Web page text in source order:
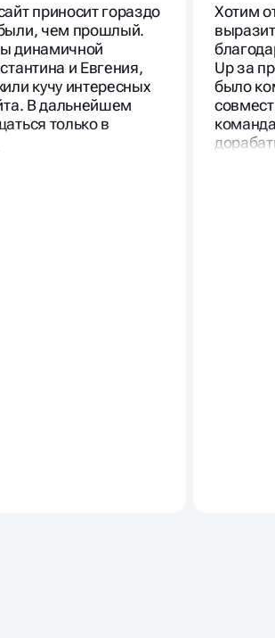
приносит гораздо
чем прошлый.
динамичной
и Евгения,
кучу интересных
В дальнейшем
только в
Хотим
Up за
было